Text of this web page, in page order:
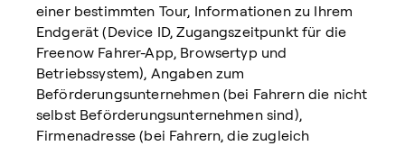
einer bestimmten Tour, Informationen zu Ihrem
Endgerät (Device ID, Zugangszeitpunkt für die
Freenow Fahrer-App, Browsertyp und
Betriebssystem), Angaben zum
Beförderungsunternehmen (bei Fahrern die nicht
selbst Beförderungsunternehmen sind),
Firmenadresse (bei Fahrern, die zugleich